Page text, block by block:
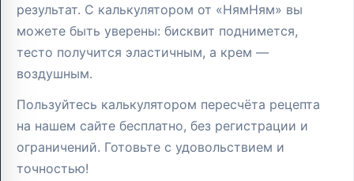
результат. С калькулятором от «НямНям» вы
можете быть уверены: бисквит поднимется,
тесто получится эластичным, а крем —
воздушным.
Пользуйтесь калькулятором пересчёта рецепта
на нашем сайте бесплатно, без регистрации и
ограничений. Готовьте с удовольствием и
точностью!